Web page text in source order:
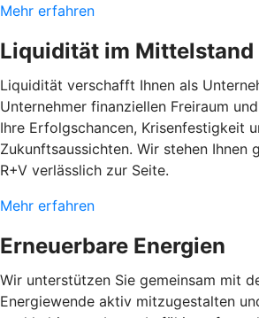
Mehr erfahren
Liquidität im Mittelstand
Liquidität verschafft Ihnen als
Unternehmer finanziellen Freiraum
Ihre Erfolgschancen, Krisenfestigkeit
Zukunftsaussichten. Wir stehen Ihnen
R+V verlässlich zur Seite.
Mehr erfahren
Erneuerbare Energien
Wir unterstützen Sie gemeinsam mit
Energiewende aktiv mitzugestalten